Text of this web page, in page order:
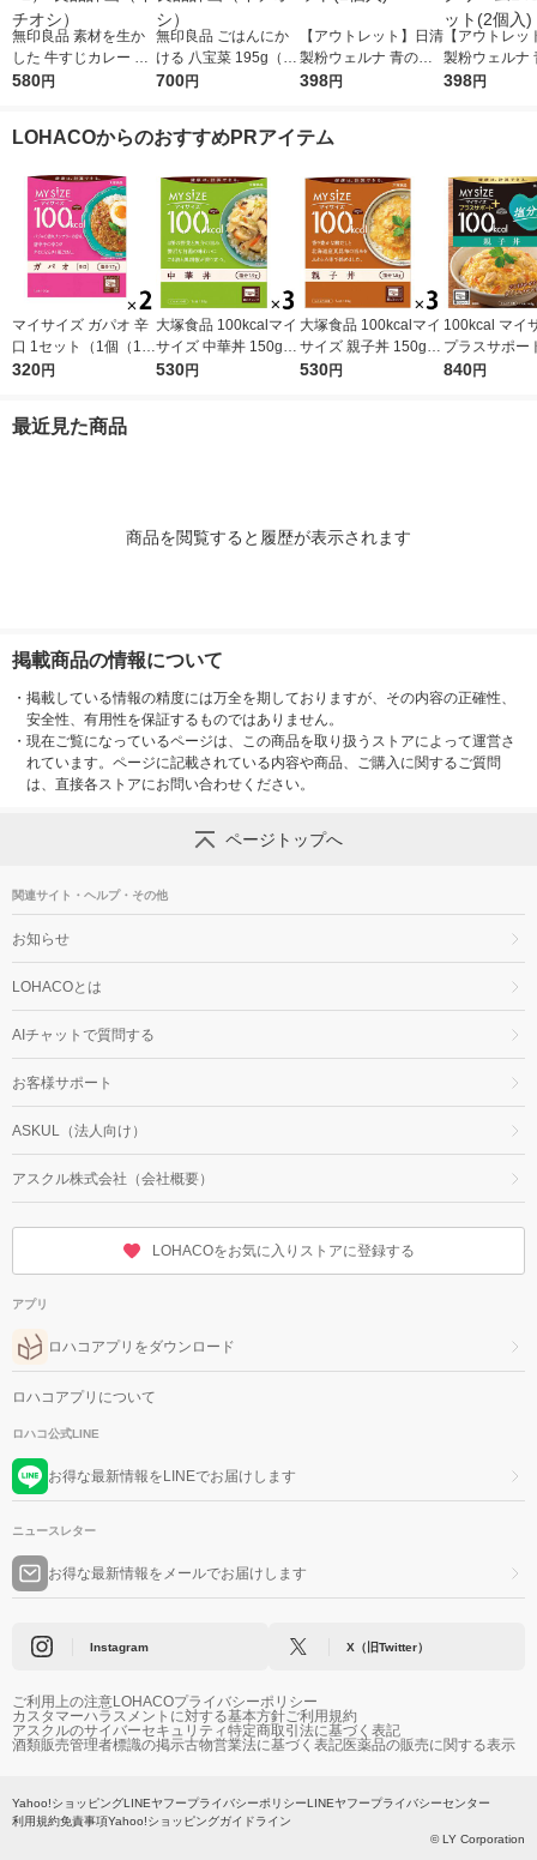
無印良品 素材を生か
した 牛すじカレー 18
0g（1人前） 1セット
580円
無印良品 ごはんにか
ける 八宝菜 195g（1
人前） 1セット（1袋×
700円
【アウトレット】日清
製粉ウェルナ 青の洞
窟 ボロネーゼ140g
398円
【アウトレッ
製粉ウェルナ
窟 海老と帆
398円
LOHACOからのおすすめPRアイテム
マイサイズ ガパオ 辛
口 1セット（1個（10
0g）×2） 100kcal
320円
大塚食品 100kcalマイ
サイズ 中華丼 150g 3
個 カロリーコントロ
530円
大塚食品 100kcalマイ
サイズ 親子丼 150g 3
個 カロリーコントロ
530円
100kcal マイ
プラスサポー
g 親子丼 1人
840円
最近見た商品
商品を閲覧すると履歴が表示されます
掲載商品の情報について
・ 掲載している情報の精度には万全を期しておりますが、その内容の正確性、
安全性、有用性を保証するものではありません。
・ 現在ご覧になっているページは、この商品を取り扱うストアによって運営さ
れています。ページに記載されている内容や商品、ご購入に関するご質問
は、直接各ストアにお問い合わせください。
ページトップへ
関連サイト・ヘルプ・その他
お知らせ
LOHACOとは
AIチャットで質問する
お客様サポート
ASKUL（法人向け）
アスクル株式会社（会社概要）
LOHACOをお気に入りストアに登録する
アプリ
ロハコアプリをダウンロード
ロハコアプリについて
ロハコ公式LINE
お得な最新情報をLINEでお届けします
ニュースレター
お得な最新情報をメールでお届けします
Instagram X（旧Twitter）
ご利用上の注意LOHACOプライバシーポリシー
カスタマーハラスメントに対する基本方針ご利用規約
アスクルのサイバーセキュリティ特定商取引法に基づく表記
酒類販売管理者標識の掲示古物営業法に基づく表記医薬品の販売に関する表示
Yahoo!ショッピングLINEヤフープライバシーポリシーLINEヤフープライバシーセンター
利用規約免責事項Yahoo!ショッピングガイドライン
© LY Corporation